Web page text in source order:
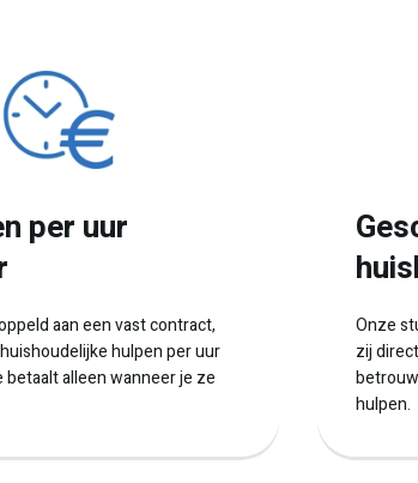
per uur
aan een vast contract,
hulpen per uur
alleen wanneer je ze
Onze
zij
hulpen.